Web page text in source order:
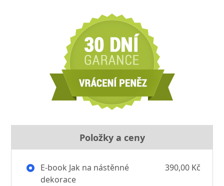
Položky a ceny
E-book Jak na nástěnné
dekorace
390,00 Kč